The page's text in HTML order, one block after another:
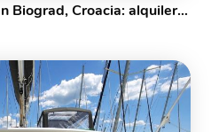
Alquile un catamarán en Biograd, Croacia: alquiler de yates para hasta 8 personas.